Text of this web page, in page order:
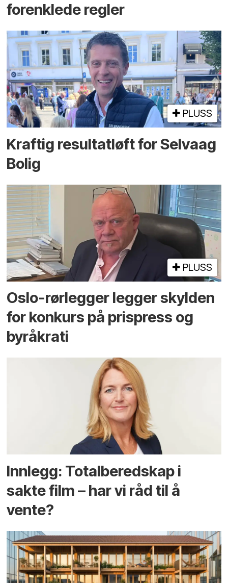
forenklede regler
PLUSS
Kraftig resultatløft for Selvaag
Bolig
PLUSS
Oslo-rørlegger legger skylden
for konkurs på prispress og
byråkrati
Innlegg: Totalberedskap i
sakte film – har vi råd til å
vente?